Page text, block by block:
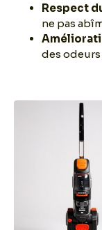
Respect
ne pas
des